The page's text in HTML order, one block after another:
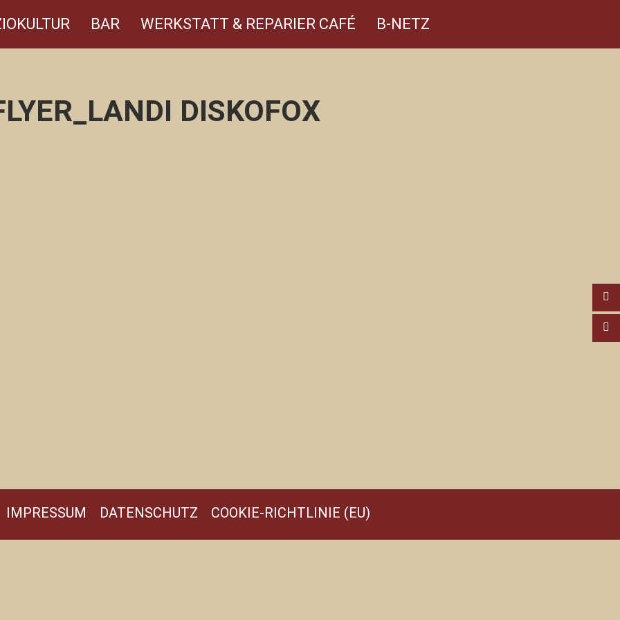
BAR WERKSTATT & REPARIER CAFÉ B-NETZ
DISKOFOX
IMPRESSUM DATENSCHUTZ COOKIE-RICHTLINIE (EU)